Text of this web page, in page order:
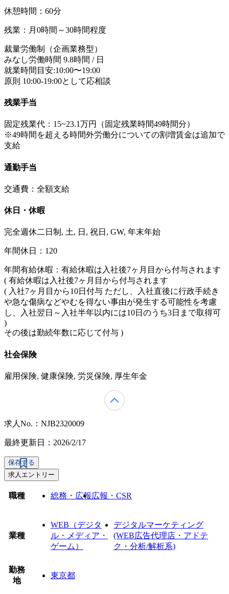
休憩時間：60分
残業：月0時間～30時間程度
裁量労働制（企画業務型）
みなし労働時間 9.8時間 / 日
就業時間目安:10:00〜19:00
原則 10:00-19:00として応相談
残業手当
固定残業代：15~23.1万円（固定残業時間49時間分）
※49時間を超える時間外労働分についての割増賃金は追加で
支給
通勤手当
交通費：全額支給
休日・休暇
完全週休二日制, 土, 日, 祝日, GW, 年末年始
年間休日：120
年間有給休暇：有給休暇は入社後7ヶ月目から付与されます
( 有給休暇は入社後7ヶ月目から付与されます
( 入社7ヶ月目から10日付与 ただし、入社直後に行政手続き
や急な傷病などやむを得ない事由が発生する可能性を考慮
し、入社翌日～入社半年以内には10日のうち3日まで取得可
)
その後は勤続年数に応じて付与 )
社会保険
雇用保険, 健康保険, 労災保険, 厚生年金
求人No.：NJB2320009
最終更新日：2026/2/17
保存する
求人エントリー
職種 総務・広報 広報・CSR
業種
WEB（デジタ
ル・メディア・
ゲーム）
デジタルマーケティング
(WEB広告代理店・アドテ
ク・分析/解析系)
勤務
地
東京都